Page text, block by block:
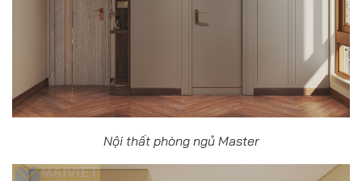
Nội thất phòng ngủ Master